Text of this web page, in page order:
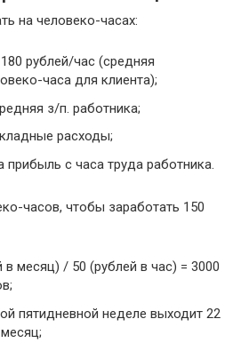
на человеко-часах:
рублей/час (средняя
часа для клиента);
з/п. работника;
расходы;
прибыль с часа труда работника.
часов, чтобы заработать 150
в месяц) / 50 (рублей в час) = 3000
пятидневной неделе выходит 22